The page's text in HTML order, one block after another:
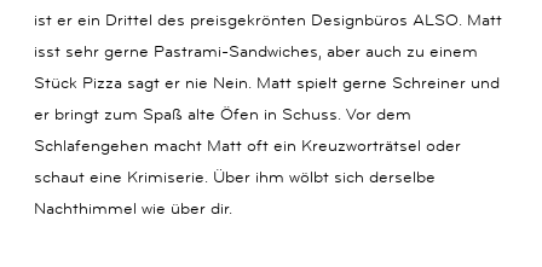
IMPRESSUM
DATENSCHUTZ
ist er ein Drittel des preisgekrönten Designbüros ALSO. Matt
isst sehr gerne Pastrami-Sandwiches, aber auch zu einem
Stück Pizza sagt er nie Nein. Matt spielt gerne Schreiner und
er bringt zum Spaß alte Öfen in Schuss. Vor dem
Schlafengehen macht Matt oft ein Kreuzworträtsel oder
schaut eine Krimiserie. Über ihm wölbt sich derselbe
Nachthimmel wie über dir.